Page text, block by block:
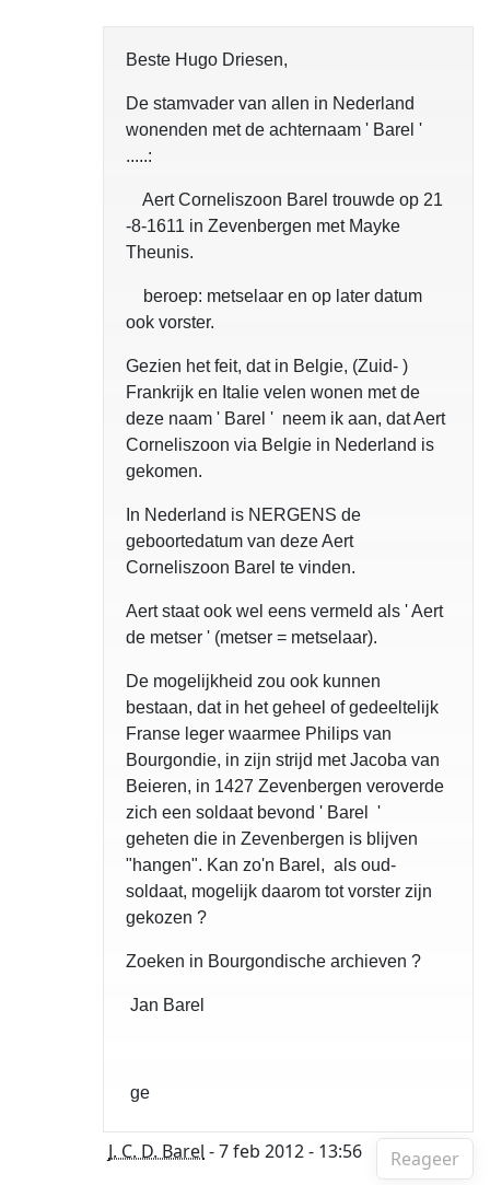
Beste Hugo Driesen,
De stamvader van allen in Nederland
wonenden met de achternaam ' Barel '
.....:
Aert Corneliszoon Barel trouwde op 21
-8-1611 in Zevenbergen met Mayke
Theunis.
beroep: metselaar en op later datum
ook vorster.
Gezien het feit, dat in Belgie, (Zuid- )
Frankrijk en Italie velen wonen met de
deze naam ' Barel ' neem ik aan, dat Aert
Corneliszoon via Belgie in Nederland is
gekomen.
In Nederland is NERGENS de
geboortedatum van deze Aert
Corneliszoon Barel te vinden.
Aert staat ook wel eens vermeld als ' Aert
de metser ' (metser = metselaar).
De mogelijkheid zou ook kunnen
bestaan, dat in het geheel of gedeeltelijk
Franse leger waarmee Philips van
Bourgondie, in zijn strijd met Jacoba van
Beieren, in 1427 Zevenbergen veroverde
zich een soldaat bevond ' Barel '
geheten die in Zevenbergen is blijven
"hangen". Kan zo'n Barel, als oud-
soldaat, mogelijk daarom tot vorster zijn
gekozen ?
Zoeken in Bourgondische archieven ?
Jan Barel
ge
Reageer
J. C. D. Barel - 7 feb 2012 - 13:56